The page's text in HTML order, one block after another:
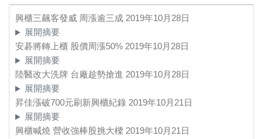
興櫃三飆客發威 周漲逾三成 2019年10月28日
展開摘要
安碁將轉上櫃 股價周漲50% 2019年10月28日
展開摘要
陸醫改大洗牌 台廠趁勢搶進 2019年10月28日
展開摘要
昇佳漲破700元刷新興櫃紀錄 2019年10月21日
展開摘要
興櫃喊燒 營收強棒股挑大樑 2019年10月21日